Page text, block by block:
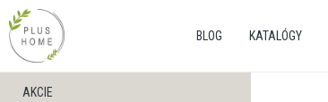
BLOG KATALÓGY
AKCIE